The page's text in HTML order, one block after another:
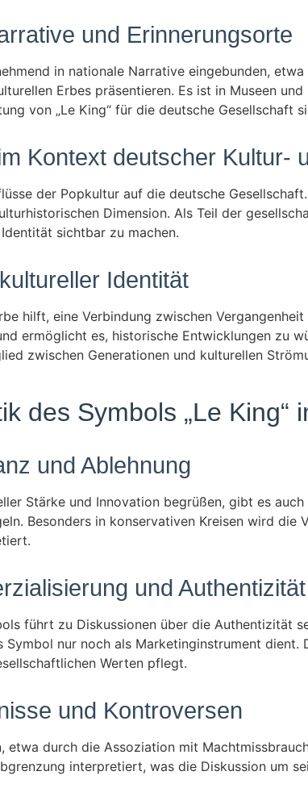
und Erinnerungsorte
in nationale Narrative eingebunden,
Erbes präsentieren. Es ist in Museen
von „Le King“ für die deutsche Gesellschaft
Kontext deutscher Kultur-
der Popkultur auf die deutsche
Dimension. Als Teil der
sichtbar zu machen.
Identität
hilft, eine Verbindung zwischen
ermöglicht es, historische Entwicklungen zu
zwischen Generationen und kulturellen
des Symbols „Le King“
und Ablehnung
Stärke und Innovation begrüßen, gibt es
Besonders in konservativen Kreisen wird die
und Authentizität
führt zu Diskussionen über die Authentizität
nur noch als Marketinginstrument
Werten pflegt.
und Kontroversen
etwa durch die Assoziation mit
interpretiert, was die Diskussion um